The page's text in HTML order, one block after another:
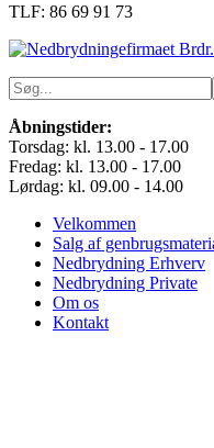
TLF: 86 69 91 73
Åbningstider:
Torsdag: kl. 13.00 - 17.00
Fredag: kl. 13.00 - 17.00
Lørdag: kl. 09.00 - 14.00
Velkommen
Salg af
Nedbrydning Erhverv
Nedbrydning Private
Om os
Kontakt